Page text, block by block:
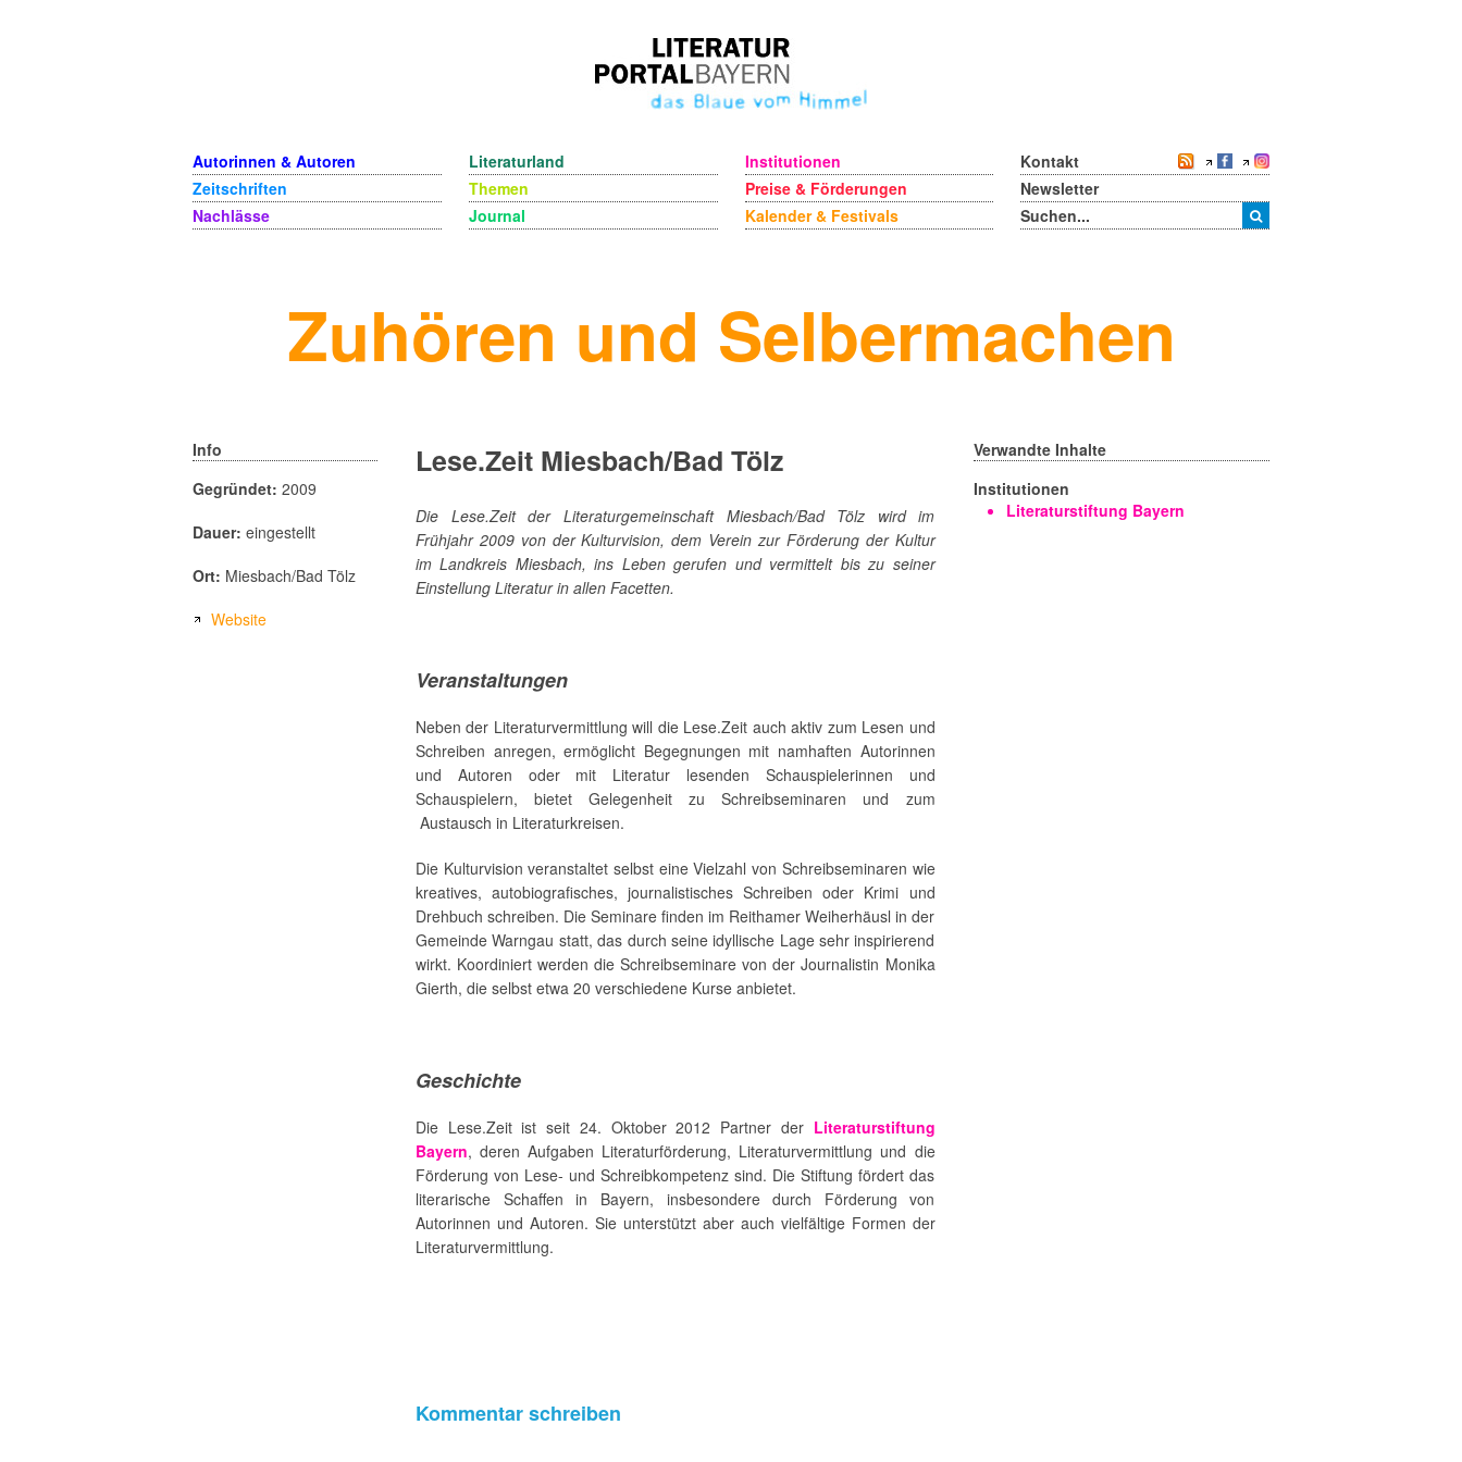
Autorinnen & Autoren
Zeitschriften
Nachlässe
Literaturland
Themen
Journal
Institutionen
Preise & Förderungen
Kalender & Festivals
Kontakt
Newsletter
Zuhören und Selbermachen
Info
Gegründet: 2009
Dauer: eingestellt
Ort: Miesbach/Bad Tölz
Website
Lese.Zeit Miesbach/Bad Tölz
Die Lese.Zeit der Literaturgemeinschaft Miesbach/Bad Tölz wird im
Frühjahr 2009 von der Kulturvision, dem Verein zur Förderung der Kultur
im Landkreis Miesbach, ins Leben gerufen und vermittelt bis zu seiner
Einstellung Literatur in allen Facetten.
Veranstaltungen
Neben der Literaturvermittlung will die Lese.Zeit auch aktiv zum Lesen und
Schreiben anregen, ermöglicht Begegnungen mit namhaften Autorinnen
und Autoren oder mit Literatur lesenden Schauspielerinnen und
Schauspielern, bietet Gelegenheit zu Schreibseminaren und zum
Austausch in Literaturkreisen.
Die Kulturvision veranstaltet selbst eine Vielzahl von Schreibseminaren wie
kreatives, autobiografisches, journalistisches Schreiben oder Krimi und
Drehbuch schreiben. Die Seminare finden im Reithamer Weiherhäusl in der
Gemeinde Warngau statt, das durch seine idyllische Lage sehr inspirierend
wirkt. Koordiniert werden die Schreibseminare von der Journalistin Monika
Gierth, die selbst etwa 20 verschiedene Kurse anbietet.
Geschichte
Die Lese.Zeit ist seit 24. Oktober 2012 Partner der Literaturstiftung
Bayern, deren Aufgaben Literaturförderung, Literaturvermittlung und die
Förderung von Lese- und Schreibkompetenz sind. Die Stiftung fördert das
literarische Schaffen in Bayern, insbesondere durch Förderung von
Autorinnen und Autoren. Sie unterstützt aber auch vielfältige Formen der
Literaturvermittlung.
Verwandte Inhalte
Institutionen
Literaturstiftung Bayern
Kommentar schreiben